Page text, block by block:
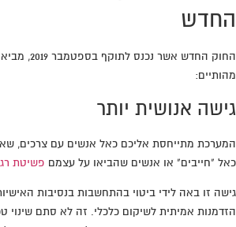
החדש
החוק החדש
מהותיים:
גישה אנושית יותר
המערכת מתייחסת אליכם כאל אנשים עם צרכים,
כאל "חייבים" או אנשים שהביאו על עצמם פשיטת
גישה זו באה לידי ביטוי בהתחשבות בנסיבות
הזדמנות אמיתית לשיקום כלכלי. זה לא סתם שינוי